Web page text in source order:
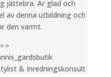
jättebra. Är glad och
av denna utbildning och
den varmt.
& Inredningskonsult